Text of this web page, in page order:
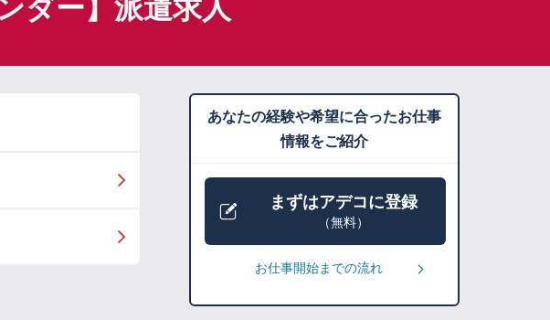
ダー】派遣求人
あなたの経験や希望に合ったお仕事
情報をご紹介
まずはアデコに登録
（無料）
お仕事開始までの流れ